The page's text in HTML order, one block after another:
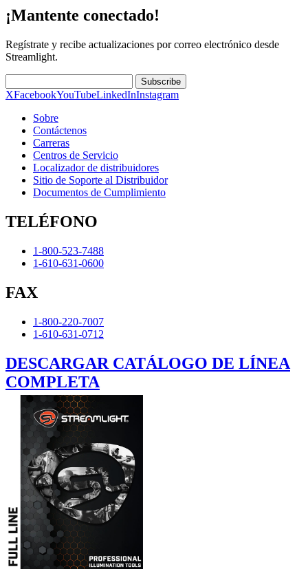
¡Mantente conectado!
Regístrate y recibe actualizaciones por correo electrónico desde
Streamlight.
Subscribe
XFacebookYouTubeLinkedInInstagram
Sobre
Contáctenos
Carreras
Centros de Servicio
Localizador de distribuidores
Sitio de Soporte al Distribuidor
Documentos de Cumplimiento
TELÉFONO
1-800-523-7488
1-610-631-0600
FAX
1-800-220-7007
1-610-631-0712
DESCARGAR CATÁLOGO DE LÍNEA
COMPLETA